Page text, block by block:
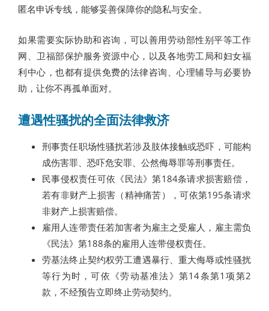
匿名申诉专线，能够妥善保障你的隐私与安全。
如果需要实际协助和咨询，可以善用劳动部性别平等工作
网、卫福部保护服务资源中心，以及各地劳工局和妇女福
利中心，也都有提供免费的法律咨询、心理辅导与必要协
助，让你不再孤单面对。
遭遇性骚扰的全面法律救济
刑事责任职场性骚扰若涉及肢体接触或恐吓，可能构
成伤害罪、恐吓危安罪、公然侮辱罪等刑事责任。
民事侵权责任可依《民法》第184条请求损害赔偿，
若有非财产上损害（精神痛苦），可依第195条请求
非财产上损害赔偿。
雇用人连带责任若加害者为雇主之受雇人，雇主需负
《民法》第188条的雇用人连带侵权责任。
劳基法终止契约权劳工遭遇暴行、重大侮辱或性骚扰
等行为时，可依《劳动基准法》第14条第1项第2
款，不经预告立即终止劳动契约。